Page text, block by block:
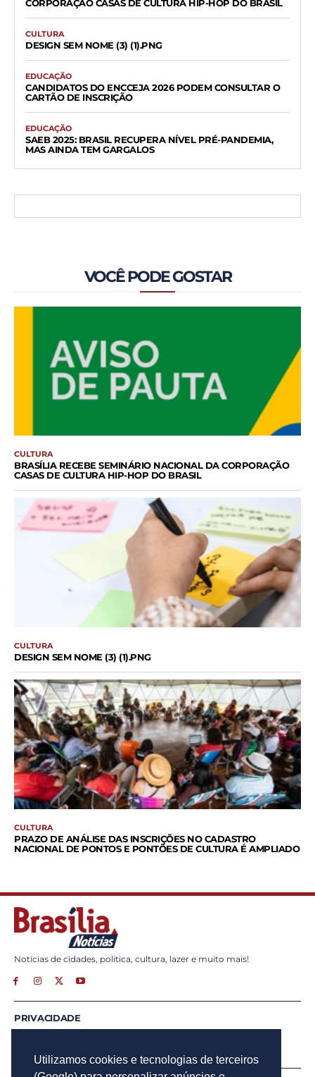
Utilizamos cookies e tecnologias de terceiros
CORPORAÇÃO CASAS DE CULTURA HIP-HOP DO BRASIL
CULTURA
DESIGN SEM NOME (3) (1).PNG
EDUCAÇÃO
CANDIDATOS DO ENCCEJA 2026 PODEM CONSULTAR O
CARTÃO DE INSCRIÇÃO
EDUCAÇÃO
SAEB 2025: BRASIL RECUPERA NÍVEL PRÉ-PANDEMIA,
MAS AINDA TEM GARGALOS
VOCÊ PODE GOSTAR
CULTURA
BRASÍLIA RECEBE SEMINÁRIO NACIONAL DA CORPORAÇÃO
CASAS DE CULTURA HIP-HOP DO BRASIL
CULTURA
DESIGN SEM NOME (3) (1).PNG
CULTURA
PRAZO DE ANÁLISE DAS INSCRIÇÕES NO CADASTRO
NACIONAL DE PONTOS E PONTÕES DE CULTURA É AMPLIADO
Notícias de cidades, politica, cultura, lazer e muito mais!
PRIVACIDADE